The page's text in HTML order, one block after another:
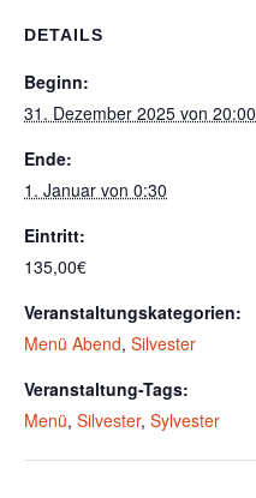
DETAILS
Beginn:
31. Dezember 2025 von 20:00
Ende:
1. Januar von 0:30
Eintritt:
135,00€
Veranstaltungskategorien:
Menü Abend, Silvester
Veranstaltung-Tags:
Menü, Silvester, Sylvester